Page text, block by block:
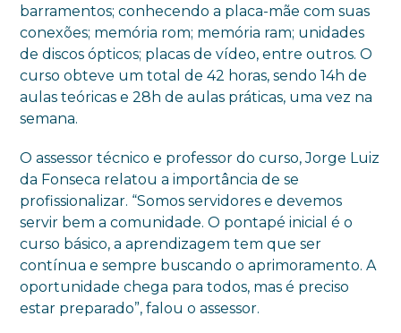
barramentos; conhecendo a placa-mãe com suas
conexões; memória rom; memória ram; unidades
de discos ópticos; placas de vídeo, entre outros. O
curso obteve um total de 42 horas, sendo 14h de
aulas teóricas e 28h de aulas práticas, uma vez na
semana.
O assessor técnico e professor do curso, Jorge Luiz
da Fonseca relatou a importância de se
profissionalizar. “Somos servidores e devemos
servir bem a comunidade. O pontapé inicial é o
curso básico, a aprendizagem tem que ser
contínua e sempre buscando o aprimoramento. A
oportunidade chega para todos, mas é preciso
estar preparado”, falou o assessor.